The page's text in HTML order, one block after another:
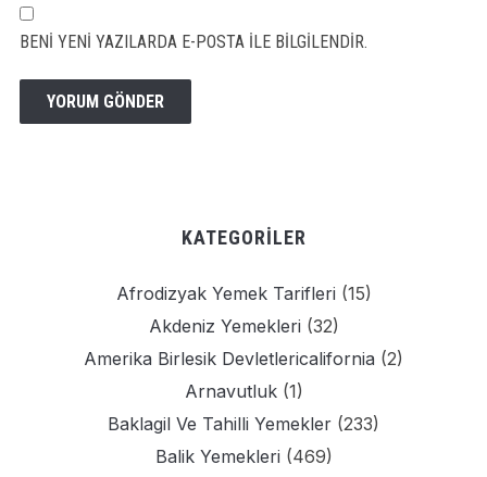
BENI YENI YAZILARDA E-POSTA ILE BILGILENDIR.
KATEGORILER
Afrodizyak Yemek Tarifleri (15)
Akdeniz Yemekleri (32)
Amerika Birlesik Devletlericalifornia (2)
Arnavutluk(1)
Baklagil Ve Tahilli Yemekler (233)
Balik Yemekleri (469)